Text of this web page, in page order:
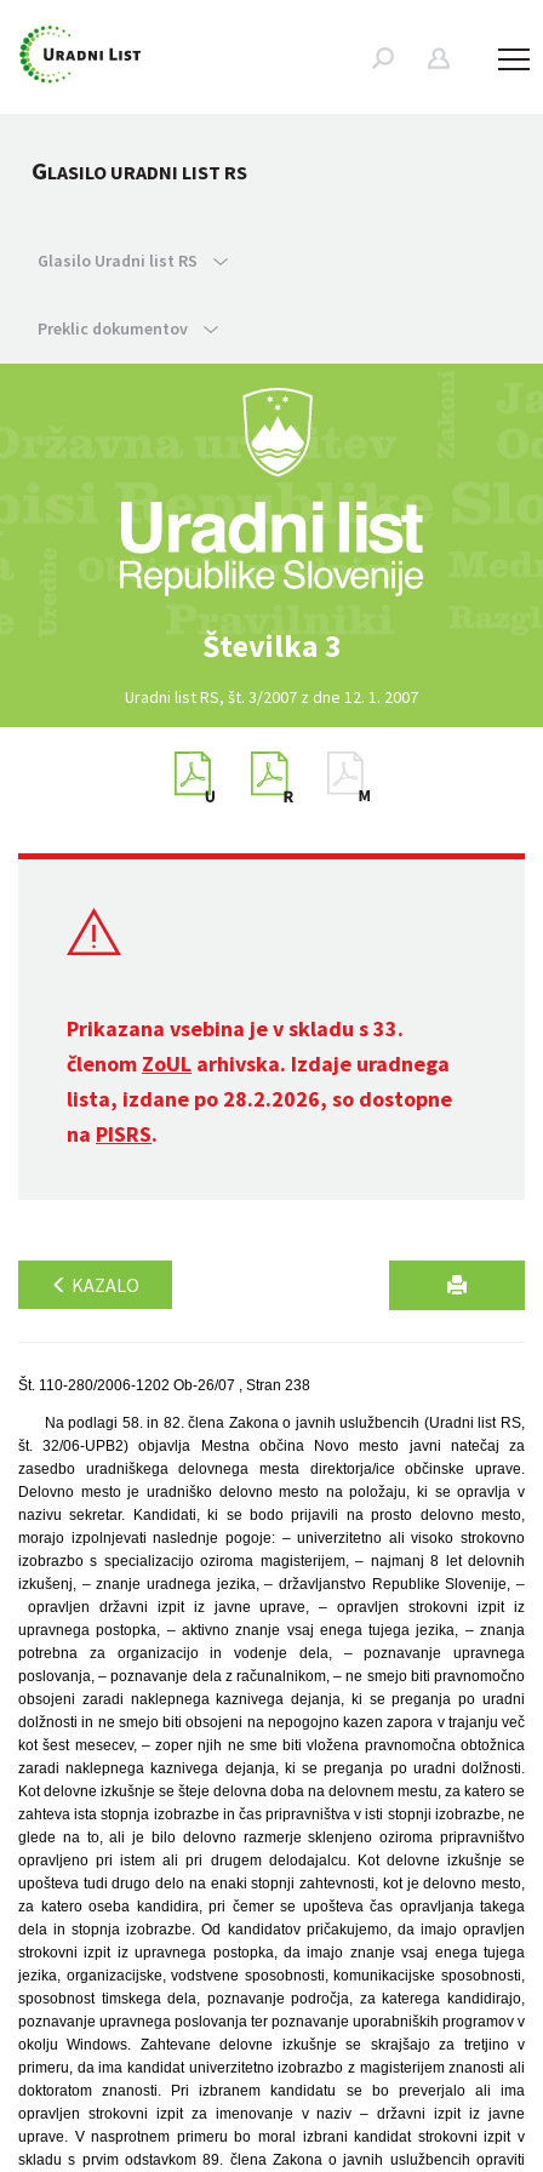
GLASILO URADNI LIST RS
Glasilo Uradni list RS
Preklic dokumentov
Številka 3
Uradni list RS, št. 3/2007 z dne 12. 1. 2007
Prikazana vsebina je v skladu s 33.
členom ZoUL arhivska. Izdaje uradnega
lista, izdane po 28.2.2026, so dostopne
na PISRS.
KAZALO
Št. 110-280/2006-1202 Ob-26/07 , Stran 238
Na podlagi 58. in 82. člena Zakona o javnih uslužbencih (Uradni list RS,
št. 32/06-UPB2) objavlja Mestna občina Novo mesto javni natečaj za
zasedbo uradniškega delovnega mesta direktorja/ice občinske uprave.
Delovno mesto je uradniško delovno mesto na položaju, ki se opravlja v
nazivu sekretar. Kandidati, ki se bodo prijavili na prosto delovno mesto,
morajo izpolnjevati naslednje pogoje: – univerzitetno ali visoko strokovno
izobrazbo s specializacijo oziroma magisterijem, – najmanj 8 let delovnih
izkušenj, – znanje uradnega jezika, – državljanstvo Republike Slovenije, –
opravljen državni izpit iz javne uprave, – opravljen strokovni izpit iz
upravnega postopka, – aktivno znanje vsaj enega tujega jezika, – znanja
potrebna za organizacijo in vodenje dela, – poznavanje upravnega
poslovanja, – poznavanje dela z računalnikom, – ne smejo biti pravnomočno
obsojeni zaradi naklepnega kaznivega dejanja, ki se preganja po uradni
dolžnosti in ne smejo biti obsojeni na nepogojno kazen zapora v trajanju več
kot šest mesecev, – zoper njih ne sme biti vložena pravnomočna obtožnica
zaradi naklepnega kaznivega dejanja, ki se preganja po uradni dolžnosti.
Kot delovne izkušnje se šteje delovna doba na delovnem mestu, za katero se
zahteva ista stopnja izobrazbe in čas pripravništva v isti stopnji izobrazbe, ne
glede na to, ali je bilo delovno razmerje sklenjeno oziroma pripravništvo
opravljeno pri istem ali pri drugem delodajalcu. Kot delovne izkušnje se
upošteva tudi drugo delo na enaki stopnji zahtevnosti, kot je delovno mesto,
za katero oseba kandidira, pri čemer se upošteva čas opravljanja takega
dela in stopnja izobrazbe. Od kandidatov pričakujemo, da imajo opravljen
strokovni izpit iz upravnega postopka, da imajo znanje vsaj enega tujega
jezika, organizacijske, vodstvene sposobnosti, komunikacijske sposobnosti,
sposobnost timskega dela, poznavanje področja, za katerega kandidirajo,
poznavanje upravnega poslovanja ter poznavanje uporabniških programov v
okolju Windows. Zahtevane delovne izkušnje se skrajšajo za tretjino v
primeru, da ima kandidat univerzitetno izobrazbo z magisterijem znanosti ali
doktoratom znanosti. Pri izbranem kandidatu se bo preverjalo ali ima
opravljen strokovni izpit za imenovanje v naziv – državni izpit iz javne
uprave. V nasprotnem primeru bo moral izbrani kandidat strokovni izpit v
skladu s prvim odstavkom 89. člena Zakona o javnih uslužbencih opraviti